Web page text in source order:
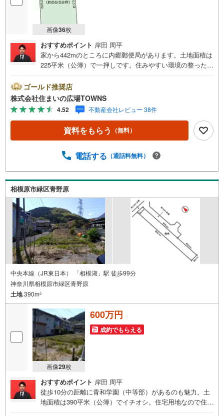
画像36枚
おすすめポイント 岸田 周平
家から442mのところに内郷郵便局があります。土地面積は
225平米（公簿）で一押しです。住みやすい環境の整った住
すめなのがこちらの売地。【年中無休/9:00～21:00】人気
物件は特にお問い合わせが集中するため、お早めにお電話
下さい。「室内・現地を見学する」ボタンよりご予約頂く
とご見学がスムーズです。■その他、各種ご相談も承ってお
ります。○住宅ローンのご相談○ライフプランのシミュレー
ション■住まいの広場TOWNSからお客様へ経験豊富なスタ
きます！ /他社様掲載物件も併せてご紹介可能ですのでお気
でのお越しも大歓迎です！
ゴールド推奨店
株式会社住まいの広場TOWNS
4.52 不動産会社レビュー 38件
資料をもらう （無料）
電話する （通話料無料）
相模原市緑区青野原
中央本線（JR東日本） 「相模湖」駅 徒歩99分
神奈川県相模原市緑区青野原
土地390m2
画像29枚
600万円
成約でもらえる
おすすめポイント 岸田 周平
徒歩10分の距離に青和学園（中等部）があるのも魅力。土
地面積は390平米（公簿）でイチオシ。住宅用地なので住ま